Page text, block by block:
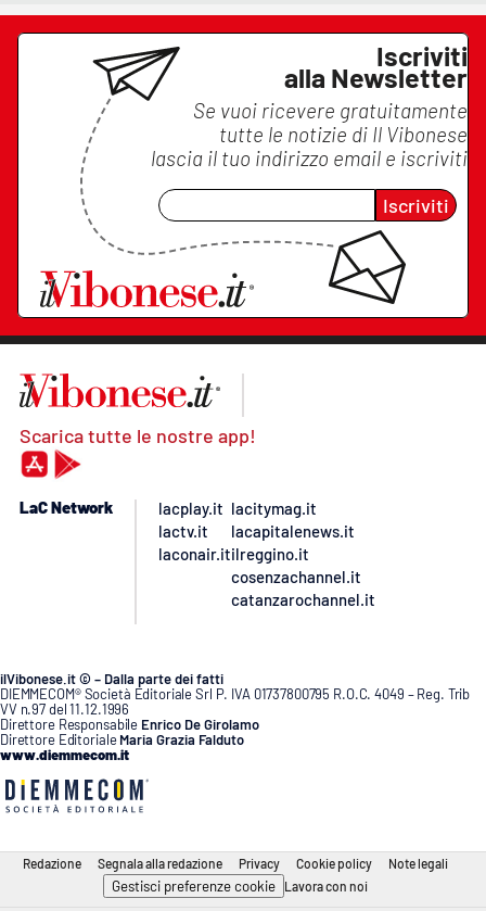
Iscriviti
alla Newsletter
Se vuoi ricevere gratuitamente
tutte le notizie di Il Vibonese
lascia il tuo indirizzo email e iscriviti
Iscriviti
Scarica tutte le nostre app!
LaC Network
lacplay.it
lactv.it
laconair.it
lacitymag.it
lacapitalenews.it
ilreggino.it
cosenzachannel.it
catanzarochannel.it
ilVibonese.it © – Dalla parte dei fatti
DIEMMECOM® Società Editoriale Srl P. IVA 01737800795 R.O.C. 4049 – Reg. Trib
VV n.97 del 11.12.1996
Direttore Responsabile Enrico De Girolamo
Direttore Editoriale Maria Grazia Falduto
www.diemmecom.it
Redazione Segnala alla redazione Privacy Cookie policy Note legali
Gestisci preferenze cookie Lavora con noi